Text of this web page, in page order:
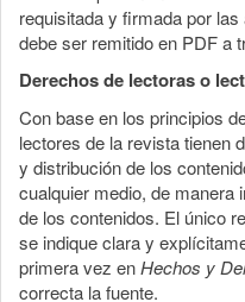
requisitada y firmada por
debe ser remitido en PDF a
Derechos de lectoras o
Con base en los principios
lectores de la revista tienen
y distribución de los
cualquier medio, de manera
de los contenidos. El único
se indique clara y
primera vez enHechos y
correcta la fuente.